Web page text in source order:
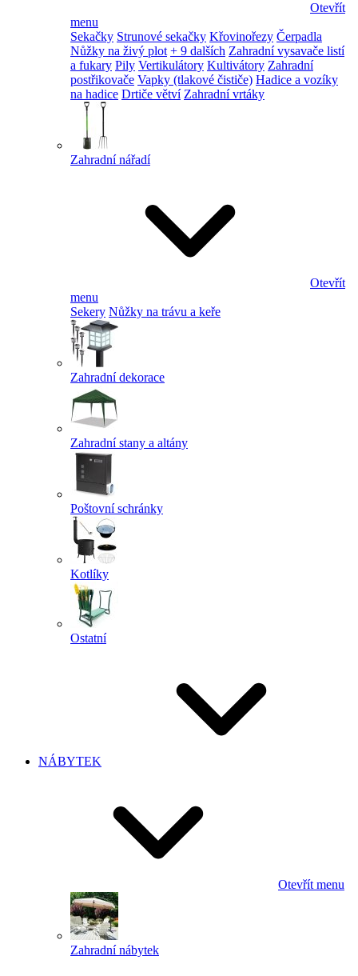
Otevřít
menu
Sekačky Strunové sekačky Křovinořezy Čerpadla
Nůžky na živý plot + 9 dalších Zahradní vysavače listí
a fukary Pily Vertikulátory Kultivátory Zahradní
postřikovače Vapky (tlakové čističe) Hadice a vozíky
na hadice Drtiče větví Zahradní vrtáky
Zahradní nářadí
Otevřít
menu
Sekery Nůžky na trávu a keře
Zahradní dekorace
Zahradní stany a altány
Poštovní schránky
Kotlíky
Ostatní
NÁBYTEK
Otevřít menu
Zahradní nábytek